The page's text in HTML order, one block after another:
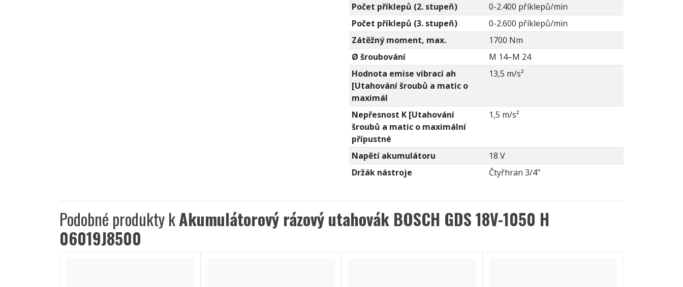
Počet příklepů (2. stupeň)
0-2.400 příklepů/min
Počet příklepů (3. stupeň)
0-2.600 příklepů/min
Zátěžný moment, max.
1700 Nm
Ø šroubování
M 14–M 24
Hodnota emise vibrací ah
[Utahování šroubů a matic o
maximál
13,5 m/s²
Nepřesnost K [Utahování
šroubů a matic o maximální
přípustné
1,5 m/s²
Napětí akumulátoru
18 V
Držák nástroje
Čtyřhran 3/4"
Podobné produkty kAkumulátorový rázový utahovák BOSCH GDS 18V-1050 H
06019J8500